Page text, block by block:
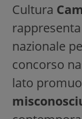
Cultura
nazionale
concorso
lato